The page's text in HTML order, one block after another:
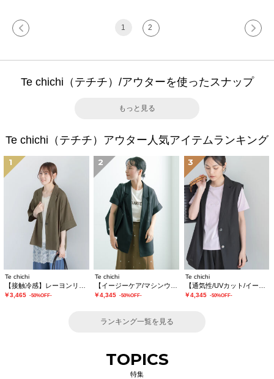
1 2
Te chichi（テチチ）/アウターを使ったスナップ
もっと見る
Te chichi（テチチ）アウター人気アイテムランキング
1
Te chichi
￥3,465 -50%OFF-
2
Te chichi
￥4,345 -50%OFF-
3
Te chichi
￥4,345 -50%OFF-
ランキング一覧を見る
TOPICS
特集